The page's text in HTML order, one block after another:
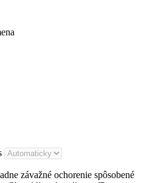
závažné ochorenie spôsobené